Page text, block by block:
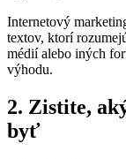
Internetový
textov, ktorí
médií alebo iných
výhodu.
2. Zistite,
byť